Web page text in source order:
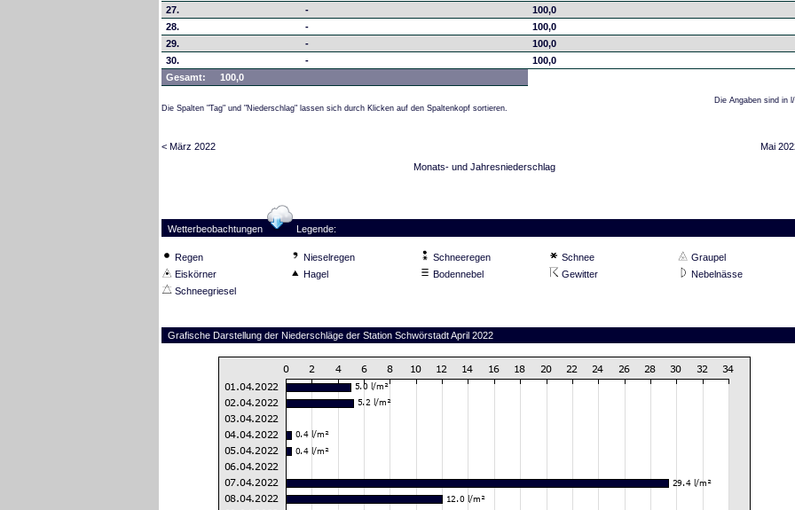
27.
-
100,0
28.
-
100,0
29.
-
100,0
30.
-
100,0
Gesamt:
100,0
Die Spalten "Tag" und "Niederschlag" lassen sich durch Klicken auf den Spaltenkopf sortieren.
Die Angaben sind in l/
< März 2022
Mai
Monats- und Jahresniederschlag
Wetterbeobachtungen Legende:
Regen Nieselregen Schneeregen Schnee
Graupel
Eiskörner
Hagel Bodennebel Gewitter
Nebelnässe
Schneegriesel
Grafische Darstellung der Niederschläge der Station Schwörstadt April 2022